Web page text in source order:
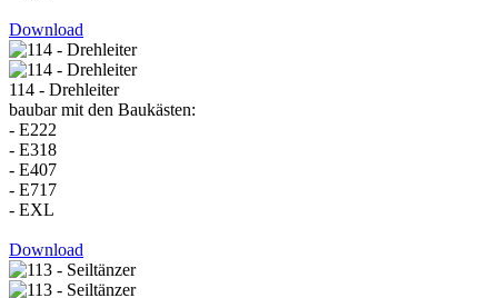
Download
114 - Drehleiter
baubar mit den Baukästen:
- E222
- E318
- E407
- E717
- EXL
Download